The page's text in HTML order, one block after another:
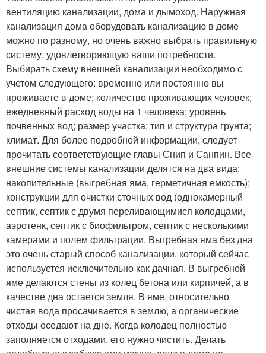
вентиляцию канализации, дома и дымоход. Наружная
канализация дома оборудовать канализацию в доме
можно по разному, но очень важно выбрать правильную
систему, удовлетворяющую ваши потребности.
Выбирать схему внешней канализации необходимо с
учетом следующего: временно или постоянно вы
проживаете в доме; количество проживающих человек;
ежедневный расход воды на 1 человека; уровень
почвенных вод; размер участка; тип и структура грунта;
климат. Для более подробной информации, следует
прочитать соответствующие главы Снип и Санпин. Все
внешние системы канализации делятся на два вида:
накопительные (выгребная яма, герметичная емкость);
конструкции для очистки сточных вод (однокамерный
септик, септик с двумя переливающимися колодцами,
аэротенк, септик с биофильтром, септик с несколькими
камерами и полем фильтрации. Выгребная яма без дна
это очень старый способ канализации, который сейчас
используется исключительно как дачная. В выгребной
яме делаются стены из колец бетона или кирпичей, а в
качестве дна остается земля. В яме, относительно
чистая вода просачивается в землю, а органические
отходы оседают на дне. Когда колодец полностью
заполняется отходами, его нужно чистить. Делать